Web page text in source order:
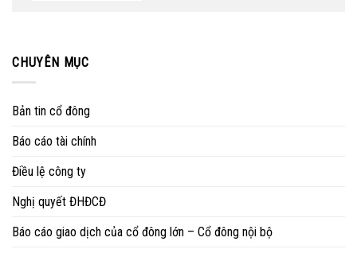
CHUYÊN MỤC
Bản tin cổ đông
Báo cáo tài chính
Điều lệ công ty
Nghị quyết ĐHĐCĐ
Báo cáo giao dịch của cổ đông lớn – Cổ đông nội bộ